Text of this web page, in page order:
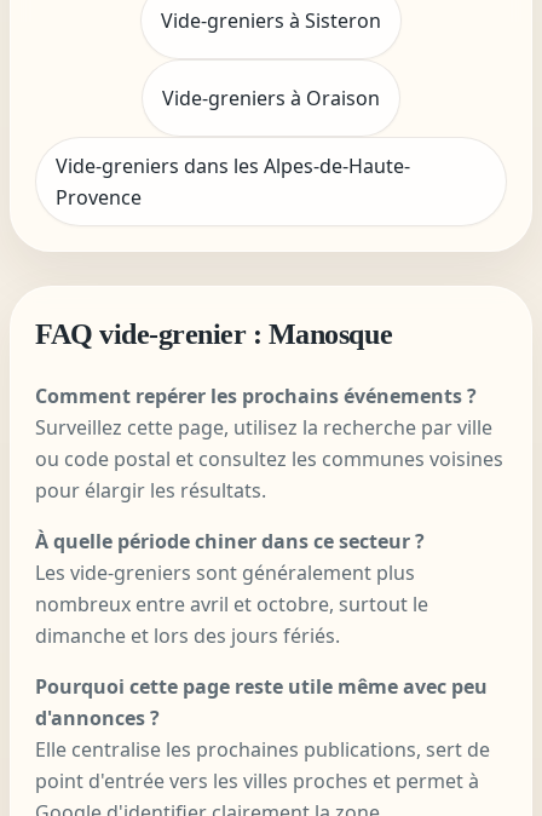
Vide-greniers à Sisteron
Vide-greniers à Oraison
Vide-greniers dans les Alpes-de-Haute-
Provence
FAQ vide-grenier : Manosque
Comment repérer les prochains événements ?
Surveillez cette page, utilisez la recherche par ville
ou code postal et consultez les communes voisines
pour élargir les résultats.
À quelle période chiner dans ce secteur ?
Les vide-greniers sont généralement plus
nombreux entre avril et octobre, surtout le
dimanche et lors des jours fériés.
Pourquoi cette page reste utile même avec peu
d'annonces ?
Elle centralise les prochaines publications, sert de
point d'entrée vers les villes proches et permet à